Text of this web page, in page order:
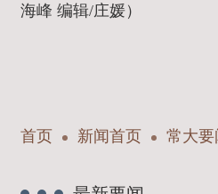
海峰 编辑/庄媛）
首页 新闻首页 常大要